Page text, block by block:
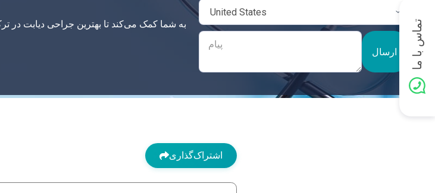
ارسال
اشتراک‌گذاری
تماس با ما